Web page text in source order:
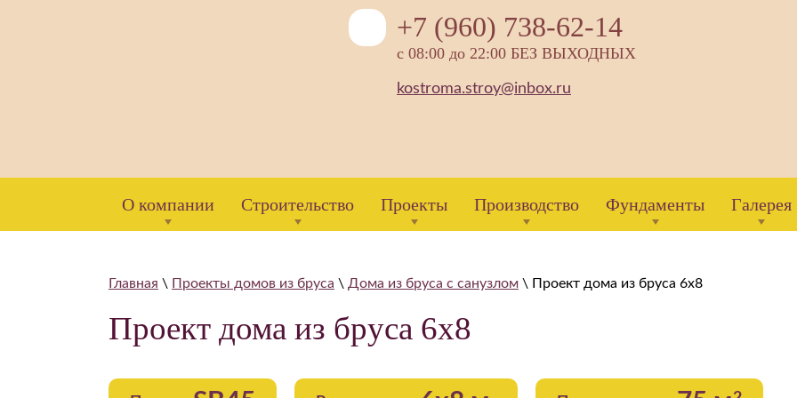
+7 (960) 738-62-14
с 08:00 до 22:00 БЕЗ ВЫХОДНЫХ
kostroma.stroy@inbox.ru
О компании Строительство Проекты Производство Фундаменты Галерея
Главная \ Проекты домов из бруса \ Дома из бруса с санузлом \ Проект дома из бруса 6х8
Проект дома из бруса 6х8